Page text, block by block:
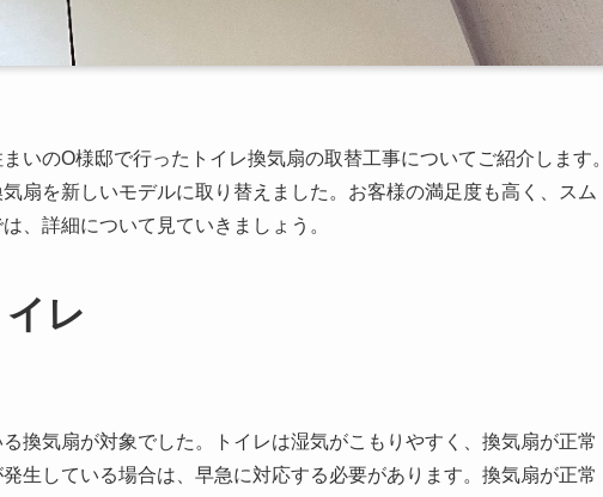
いのO様邸で行ったトイレ換気扇の取替工事についてご紹介します。
扇を新しいモデルに取り替えました。お客様の満足度も高く、スム
、詳細について見ていきましょう。
レ
換気扇が対象でした。トイレは湿気がこもりやすく、換気扇が正常
生している場合は、早急に対応する必要があります。換気扇が正常